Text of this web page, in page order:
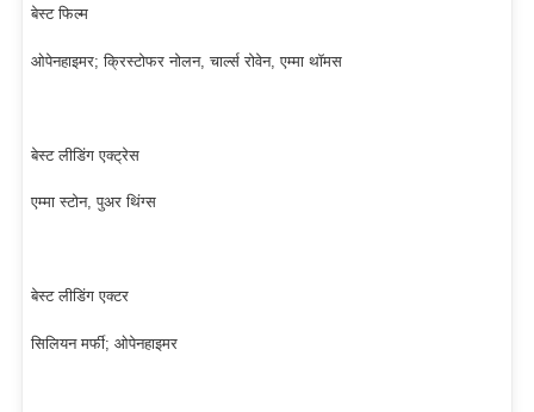
बेस्ट फिल्म
ओपेनहाइमर; क्रिस्टोफर नोलन, चार्ल्स रोवेन, एम्मा थॉमस
बेस्ट लीडिंग एक्ट्रेस
एम्मा स्टोन, पुअर थिंग्स
बेस्ट लीडिंग एक्टर
सिलियन मर्फी; ओपेनहाइमर